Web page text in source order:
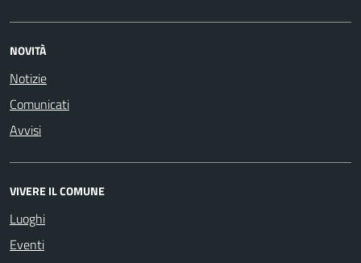
NOVITÀ
Notizie
Comunicati
Avvisi
VIVERE IL COMUNE
Luoghi
Eventi